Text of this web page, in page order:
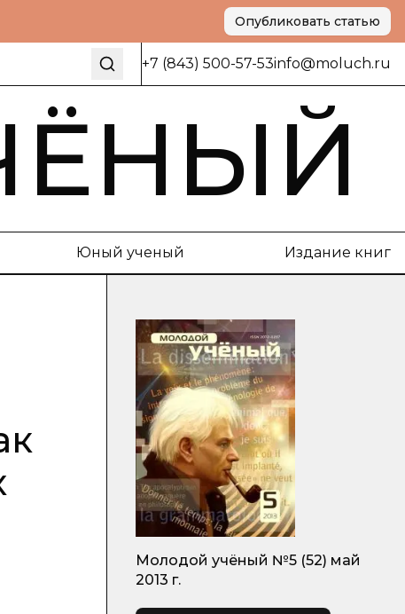
Опубликовать статью
+7 (843) 500-57-53info@moluch.ru
Юный ученый Издание книг
Молодой учёный №5 (52) май
2013 г.